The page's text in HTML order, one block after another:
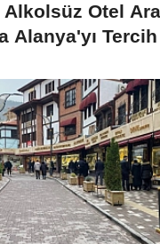
Otel
Alanya'yı